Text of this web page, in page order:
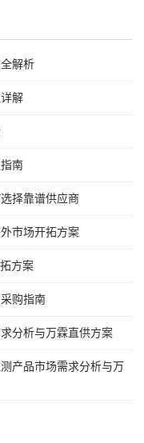
解析
解
南
择靠谱供应商
市场开拓方案
方案
购指南
分析与万霖直供方案
产品市场需求分析与万